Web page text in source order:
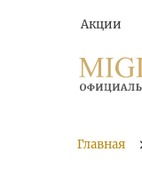
Акции
Главная